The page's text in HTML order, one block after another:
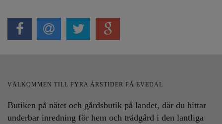
VÄLKOMMEN TILL FYRA ÅRSTIDER PÅ EVEDAL
Butiken på nätet och gårdsbutik på landet, där du hittar
underbar inredning för hem och trädgård i den lantliga